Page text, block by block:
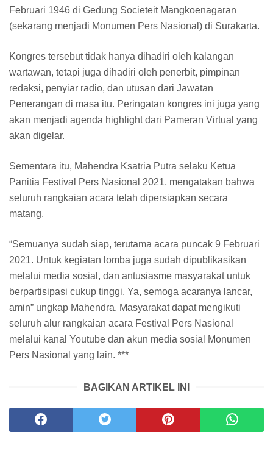
Februari 1946 di Gedung Societeit Mangkoenagaran
(sekarang menjadi Monumen Pers Nasional) di Surakarta.
Kongres tersebut tidak hanya dihadiri oleh kalangan
wartawan, tetapi juga dihadiri oleh penerbit, pimpinan
redaksi, penyiar radio, dan utusan dari Jawatan
Penerangan di masa itu. Peringatan kongres ini juga yang
akan menjadi agenda highlight dari Pameran Virtual yang
akan digelar.
Sementara itu, Mahendra Ksatria Putra selaku Ketua
Panitia Festival Pers Nasional 2021, mengatakan bahwa
seluruh rangkaian acara telah dipersiapkan secara
matang.
“Semuanya sudah siap, terutama acara puncak 9 Februari
2021. Untuk kegiatan lomba juga sudah dipublikasikan
melalui media sosial, dan antusiasme masyarakat untuk
berpartisipasi cukup tinggi. Ya, semoga acaranya lancar,
amin” ungkap Mahendra. Masyarakat dapat mengikuti
seluruh alur rangkaian acara Festival Pers Nasional
melalui kanal Youtube dan akun media sosial Monumen
Pers Nasional yang lain. ***
BAGIKAN ARTIKEL INI